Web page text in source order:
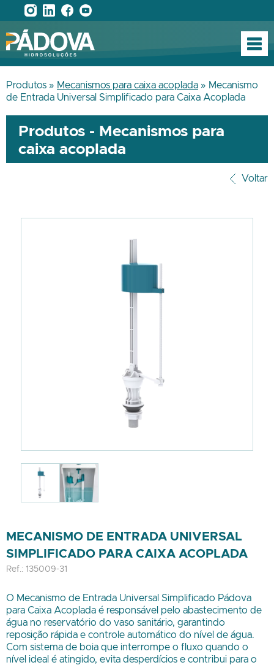
Produtos » Mecanismos para caixa acoplada » Mecanismo
de Entrada Universal Simplificado para Caixa Acoplada
Produtos - Mecanismos para
caixa acoplada
Voltar
MECANISMO DE ENTRADA UNIVERSAL
SIMPLIFICADO PARA CAIXA ACOPLADA
Ref.: 135009-31
O Mecanismo de Entrada Universal Simplificado Pádova
para Caixa Acoplada é responsável pelo abastecimento de
água no reservatório do vaso sanitário, garantindo
reposição rápida e controle automático do nível de água.
Com sistema de boia que interrompe o fluxo quando o
nível ideal é atingido, evita desperdícios e contribui para o